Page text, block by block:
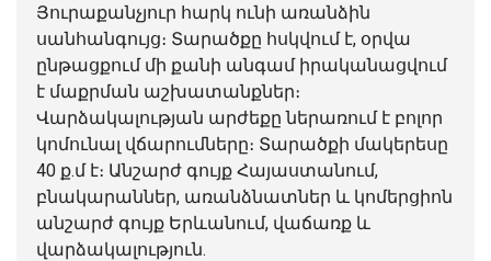
Յուրաքանչյուր հարկ ունի առանձին
սանհանգույց։ Տարածքը հսկվում է, օրվա
ընթացքում մի քանի անգամ իրականացվում
է մաքրման աշխատանքներ։
Վարձակալության արժեքը ներառում է բոլոր
կոմունալ վճարումները։ Տարածքի մակերեսը
40 ք.մ է։ Անշարժ գույք Հայաստանում,
բնակարաններ, առանձնատներ և կոմերցիոն
անշարժ գույք Երևանում, վաճառք և
վարձակալություն.